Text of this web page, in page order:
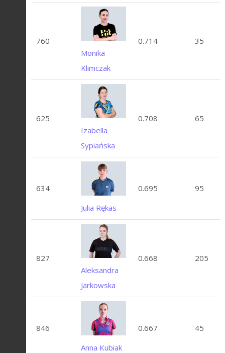
760
Monika
Klimczak
0.714 35
625
Izabella
Sypiańska
0.708 65
634
Julia Rękas
0.695 95
827
Aleksandra
Jarkowska
0.668 205
846
Anna Kubiak
0.667 45